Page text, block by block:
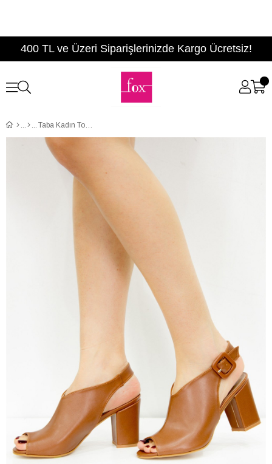
400 TL ve Üzeri Siparişlerinizde Kargo Ücretsiz!
Taba Kadın Topuklu Ayakkabı D340022109